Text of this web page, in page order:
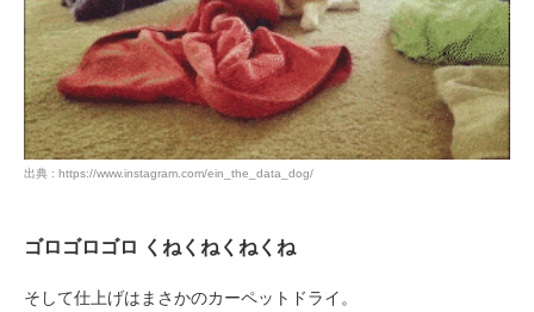
出典 : https://www.instagram.com/ein_the_data_dog/
ゴロゴロゴロ くねくねくねくね
そして仕上げはまさかのカーペットドライ。
閉じる
pecodogs
アプリで開く